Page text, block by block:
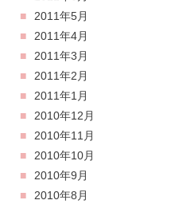
2011年5月
2011年4月
2011年3月
2011年2月
2011年1月
2010年12月
2010年11月
2010年10月
2010年9月
2010年8月